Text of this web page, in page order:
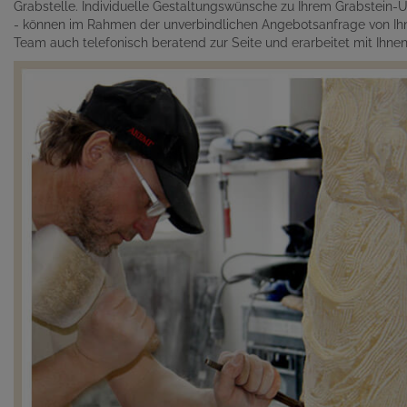
Grabstelle. Individuelle Gestaltungswünsche zu Ihrem
- können im Rahmen der unverbindlichen Angebotsanfrage von
Team auch telefonisch beratend zur Seite und erarbeitet mit